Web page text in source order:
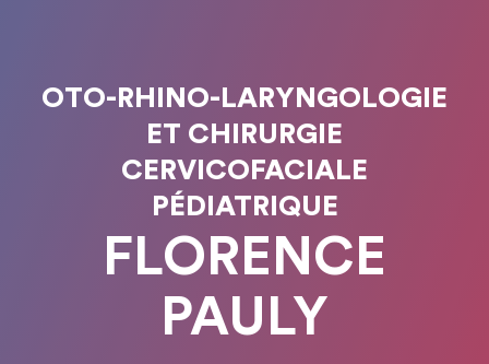
OTO-RHINO-LARYNGOLOGIE
ET CHIRURGIE
CERVICOFACIALE
PÉDIATRIQUE
FLORENCE
PAULY